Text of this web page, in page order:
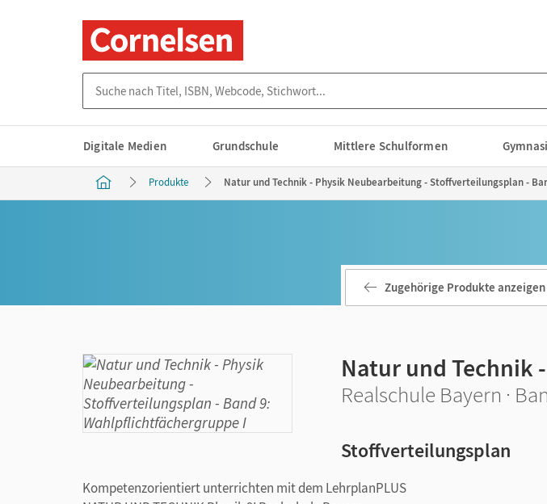
Digitale Medien Grundschule Mittlere Schulformen
Produkte Natur und Technik - Physik Neubearbeitung - Stoffverteilungsplan -
Zugehörige Produkte anzeigen
Natur und Technik
Realschule Bayern ·
Stoffverteilungsplan
Kompetenzorientiert unterrichten mit dem LehrplanPLUS